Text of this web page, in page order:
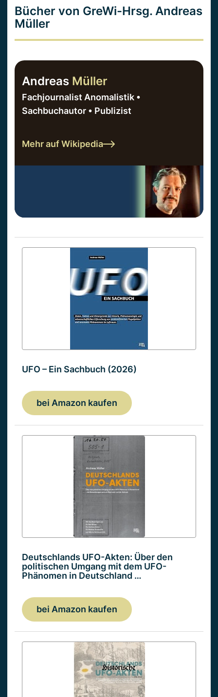
Bücher von GreWi-Hrsg. Andreas
Müller
Andreas Müller
Fachjournalist Anomalistik •
Sachbuchautor • Publizist
Mehr auf Wikipedia
UFO – Ein Sachbuch (2026)
bei Amazon kaufen
Deutschlands UFO-Akten: Über den
politischen Umgang mit dem UFO-
Phänomen in Deutschland …
bei Amazon kaufen